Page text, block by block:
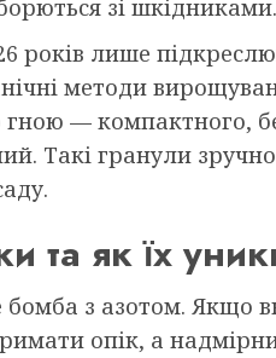
зі шкідниками.
років лише
методи
гною — компактного,
Такі гранули
та як їх
з азотом. Якщо
опік, а